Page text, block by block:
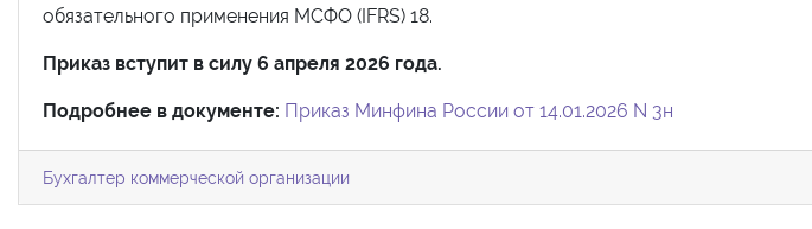
обязательного применения МСФО (IFRS) 18.
Приказ вступит в силу 6 апреля 2026 года.
Подробнее в документе: Приказ Минфина России от 14.01.2026 N 3н
Бухгалтер коммерческой организации